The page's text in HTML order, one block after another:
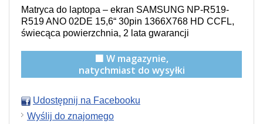
Matryca do laptopa – ekran SAMSUNG NP-R519-
R519 ANO 02DE 15,6“ 30pin 1366X768 HD CCFL,
świecąca powierzchnia, 2 lata gwarancji
🟩 W magazynie,
natychmiast do wysyłki
Udostępnij na Facebooku
Wyślij do znajomego